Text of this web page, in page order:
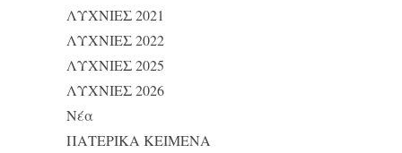
ΛΥΧΝΙΕΣ 2021
ΛΥΧΝΙΕΣ 2022
ΛΥΧΝΙΕΣ 2025
ΛΥΧΝΙΕΣ 2026
Νέα
ΠΑΤΕΡΙΚΑ ΚΕΙΜΕΝΑ